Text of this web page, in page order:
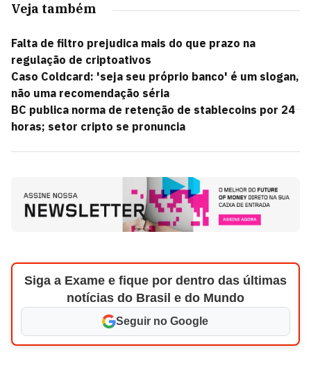
Veja também
Falta de filtro prejudica mais do que prazo na
regulação de criptoativos
Caso Coldcard: 'seja seu próprio banco' é um slogan,
não uma recomendação séria
BC publica norma de retenção de stablecoins por 24
horas; setor cripto se pronuncia
Siga a Exame e fique por dentro das últimas
notícias do Brasil e do Mundo
Seguir no Google